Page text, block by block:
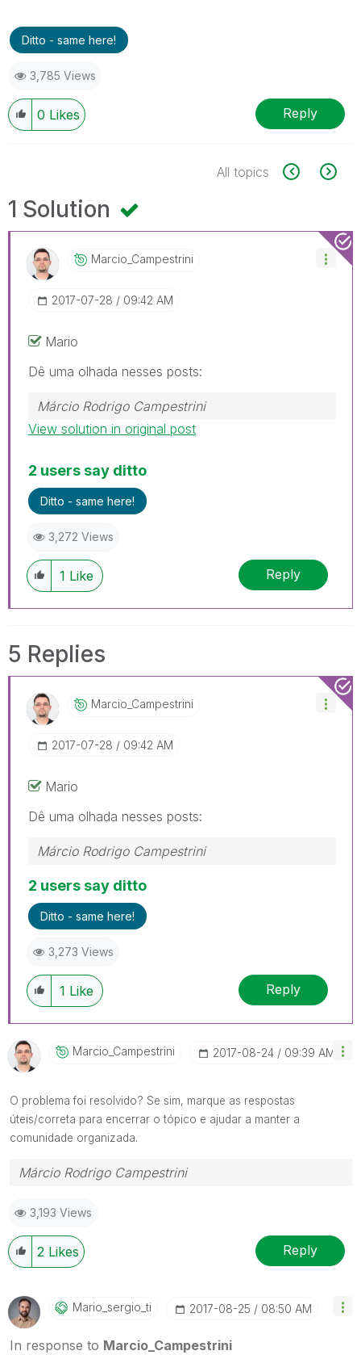
Ditto - same here!
3,785 Views
0 Likes Reply
All topics
1 Solution
Marcio_CampestrIni
‎2017-07-28 09:42 AM
Mario
Dê uma olhada nesses posts:
Márcio Rodrigo Campestrini
View solution in original post
2 users say ditto
Ditto - same here!
3,272 Views
1 Like Reply
5 Replies
Marcio_CampestrIni
‎2017-07-28 09:42 AM
Mario
Dê uma olhada nesses posts:
Márcio Rodrigo Campestrini
2 users say ditto
Ditto - same here!
3,273 Views
1 Like Reply
Marcio_CampestrIni ‎2017-08-24 09:39 AM
O problema foi resolvido? Se sim, marque as respostas
úteis/correta para encerrar o tópico e ajudar a manter a
comunidade organizada.
Márcio Rodrigo Campestrini
3,193 Views
2 Likes Reply
Mario_sergio_ti ‎2017-08-25 08:50 AM
In response to Marcio_Campestrini